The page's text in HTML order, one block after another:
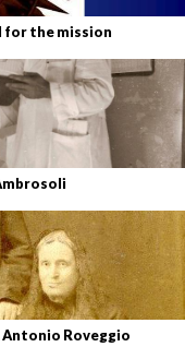
for the mission
Roveggio